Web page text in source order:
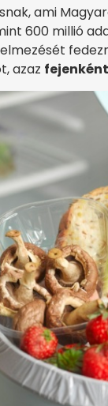
ami
600 millió
azaz